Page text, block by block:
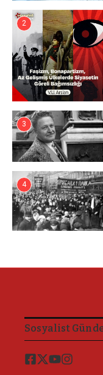
2
3
4
Sosyalist